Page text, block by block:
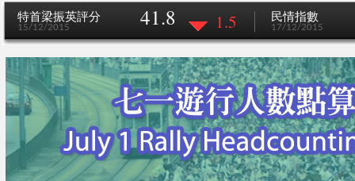
特首梁振英評分
15/12/2015 41.8 1.5 民情指數
17/12/2015